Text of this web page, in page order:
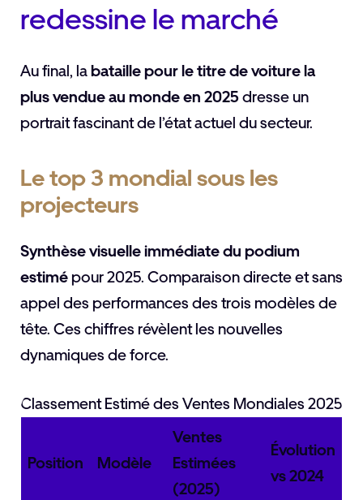
redessine le marché
Au final, labataille pour le titre de voiture la
plus vendue au monde en 2025dresse un
portrait fascinant de l’état actuel du secteur.
Le top 3 mondial sous les
projecteurs
Synthèse visuelle immédiate du podium
estimé pour 2025. Comparaison directe et sans
appel des performances des trois modèles de
tête. Ces chiffres révèlent les nouvelles
dynamiques de force.
Classement Estimé des Ventes Mondiales 2025
Position Modèle
Ventes
Estimées
(2025)
Évolution
vs 2024